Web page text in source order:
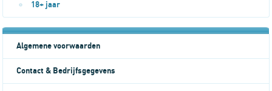
18+ jaar
Algemene voorwaarden
Contact & Bedrijfsgegevens